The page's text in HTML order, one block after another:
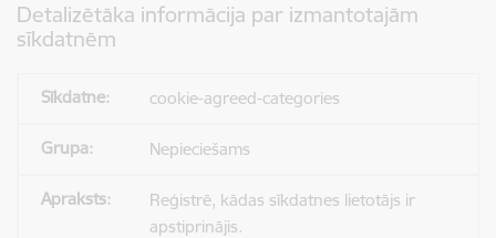
Detalizētāka informācija par izmantotajām
sīkdatnēm
cookie-agreed-categories
Nepieciešams
Reģistrē, kādas sīkdatnes lietotājs ir
apstiprinājis.